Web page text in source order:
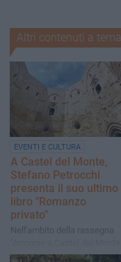
Altri contenuti a tema
EVENTI E CULTURA
A Castel del Monte,
Stefano Petrocchi
presenta il suo ultimo
libro "Romanzo
privato"
Nell'ambito della rassegna
– Storie di Stelle"